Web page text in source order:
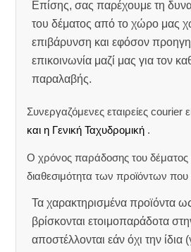
Επίσης, σας παρέχουμε τη
του δέματος από το χώρο μας
επιβάρυνση και εφόσον
επικοινωνία μαζί μας για τον
παραλαβής.
Συνεργαζόμενες εταιρείες courier
και η Γενική Ταχυδρομική .
Ο χρόνος παράδοσης του δέματος
διαθεσιμότητα των προϊόντων που
Τα χαρακτηρισμένα προϊόντα
βρίσκονται ετοιμοπαράδοτα
αποστέλλονται εάν όχι την ίδια